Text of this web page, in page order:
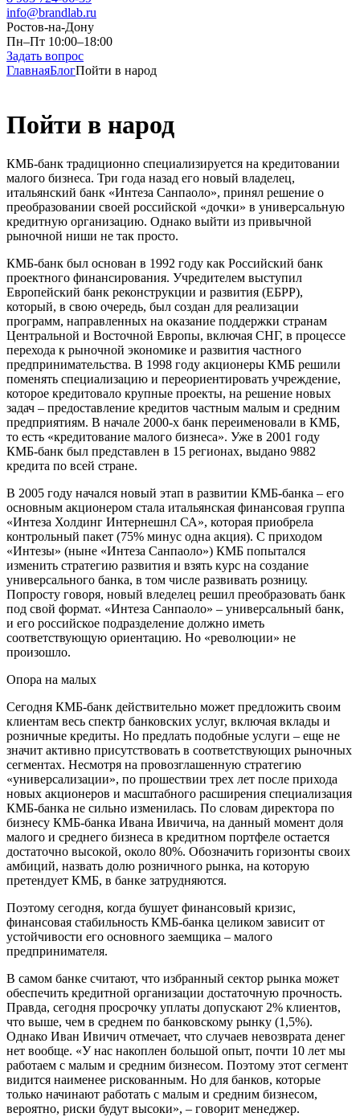
info@brandlab.ru
Ростов-на-Дону
Пн–Пт 10:00–18:00
Задать вопрос
ГлавнаяБлогПойти в народ
Пойти в народ
КМБ-банк традиционно специализируется на кредитовании
малого бизнеса. Три года назад его новый владелец,
итальянский банк «Интеза Санпаоло», принял решение о
преобразовании своей российской «дочки» в универсальную
кредитную организацию. Однако выйти из привычной
рыночной ниши не так просто.
КМБ-банк был основан в 1992 году как Российский банк
проектного финансирования. Учредителем выступил
Европейский банк реконструкции и развития (ЕБРР),
который, в свою очередь, был создан для реализации
программ, направленных на оказание поддержки странам
Центральной и Восточной Европы, включая СНГ, в процессе
перехода к рыночной экономике и развития частного
предпринимательства. В 1998 году акционеры КМБ решили
поменять специализацию и переориентировать учреждение,
которое кредитовало крупные проекты, на решение новых
задач – предоставление кредитов частным малым и средним
предприятиям. В начале 2000-х банк переименовали в КМБ,
то есть «кредитование малого бизнеса». Уже в 2001 году
КМБ-банк был представлен в 15 регионах, выдано 9882
кредита по всей стране.
В 2005 году начался новый этап в развитии КМБ-банка – его
основным акционером стала итальянская финансовая группа
«Интеза Холдинг Интернешнл СА», которая приобрела
контрольный пакет (75% минус одна акция). С приходом
«Интезы» (ныне «Интеза Санпаоло») КМБ попытался
изменить стратегию развития и взять курс на создание
универсального банка, в том числе развивать розницу.
Попросту говоря, новый вледелец решил преобразовать банк
под свой формат. «Интеза Санпаоло» – универсальный банк,
и его российское подразделение должно иметь
соответствующую ориентацию. Но «революции» не
произошло.
Опора на малых
Сегодня КМБ-банк действительно может предложить своим
клиентам весь спектр банковских услуг, включая вклады и
розничные кредиты. Но предлать подобные услуги – еще не
значит активно присутствовать в соответствующих рыночных
сегментах. Несмотря на провозглашенную стратегию
«универсализации», по прошествии трех лет после прихода
новых акционеров и масштабного расширения специализация
КМБ-банка не сильно изменилась. По словам директора по
бизнесу КМБ-банка Ивана Ивичича, на данный момент доля
малого и среднего бизнеса в кредитном портфеле остается
достаточно высокой, около 80%. Обозначить горизонты своих
амбиций, назвать долю розничного рынка, на которую
претендует КМБ, в банке затрудняются.
Поэтому сегодня, когда бушует финансовый кризис,
финансовая стабильность КМБ-банка целиком зависит от
устойчивости его основного заемщика – малого
предпринимателя.
В самом банке считают, что избранный сектор рынка может
обеспечить кредитной организации достаточную прочность.
Правда, сегодня просрочку уплаты допускают 2% клиентов,
что выше, чем в среднем по банковскому рынку (1,5%).
Однако Иван Ивичич отмечает, что случаев невозврата денег
нет вообще. «У нас накоплен большой опыт, почти 10 лет мы
работаем с малым и средним бизнесом. Поэтому этот сегмент
видится наименее рискованным. Но для банков, которые
только начинают работать с малым и средним бизнесом,
вероятно, риски будут высоки», – говорит менеджер.